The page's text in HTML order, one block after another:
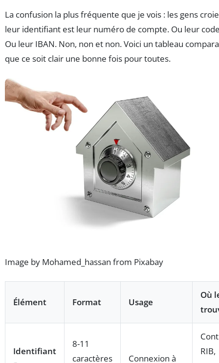
La confusion la plus fréquente que je vois : les gens
leur identifiant est leur numéro de compte. Ou leur
Ou leur IBAN. Non, non et non. Voici un tableau
que ce soit clair une bonne fois pour toutes.
Image by Mohamed_hassan from Pixabay
Élément Format Usage
Où
Identifiant
8-11
caractères
Connexion à
RIB,